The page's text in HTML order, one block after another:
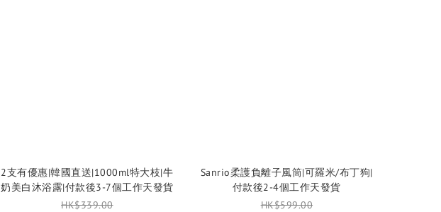
2支有優惠|韓國直送|1000ml特大枝|牛
奶美白沐浴露|付款後3-7個工作天發貨
HK$339.00
Sanrio柔護負離子風筒|可羅米/布丁狗|
付款後2-4個工作天發貨
HK$599.00